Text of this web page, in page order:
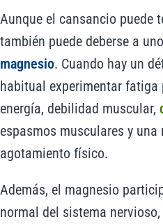
Aunque el cansancio puede
también puede deberse a
magnesio. Cuando hay un
habitual experimentar fatiga
energía, debilidad muscular,
espasmos musculares y una
agotamiento físico.
Además, el magnesio
normal del sistema